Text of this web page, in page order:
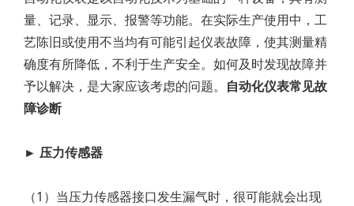
量、记录、显示、报警等功能。在实际生产使用中，工
艺陈旧或使用不当均有可能引起仪表故障，使其测量精
确度有所降低，不利于生产安全。如何及时发现故障并
予以解决，是大家应该考虑的问题。 自动化仪表常见故
障诊断
► 压力传感器
（1）当压力传感器接口发生漏气时，很可能就会出现